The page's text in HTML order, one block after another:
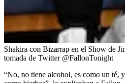
Shakira con Bizarrap en el Show de
tomada de Twitter @FallonTonight
“No, no tiene alcohol, es como un té,